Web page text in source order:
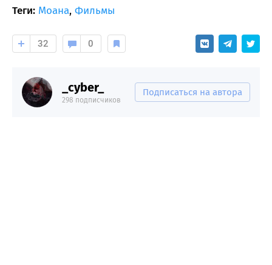
Теги: Моана, Фильмы
32 0
_cyber_
298 подписчиков
Подписаться на автора